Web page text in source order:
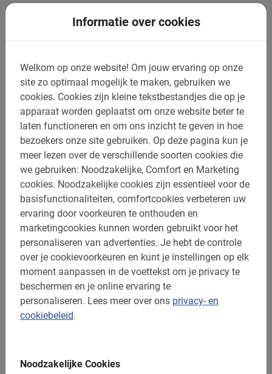
Informatie over cookies
Welkom op onze website! Om jouw ervaring op onze
site zo optimaal mogelijk te maken, gebruiken we
cookies. Cookies zijn kleine tekstbestandjes die op je
apparaat worden geplaatst om onze website beter te
laten functioneren en om ons inzicht te geven in hoe
bezoekers onze site gebruiken. Op deze pagina kun je
meer lezen over de verschillende soorten cookies die
we gebruiken: Noodzakelijke, Comfort en Marketing
cookies. Noodzakelijke cookies zijn essentieel voor de
basisfunctionaliteiten, comfortcookies verbeteren uw
ervaring door voorkeuren te onthouden en
marketingcookies kunnen worden gebruikt voor het
personaliseren van advertenties. Je hebt de controle
over je cookievoorkeuren en kunt je instellingen op elk
moment aanpassen in de voettekst om je privacy te
beschermen en je online ervaring te
personaliseren. Lees meer over ons privacy- en
cookiebeleid.
Noodzakelijke Cookies
De New Orleans Fietstour maakt gebruik van een veilige
tropisch buitje in de zomer daargelaten maar die duren
vaak slechts een paar minuten én als dit gebeurt krijg je
een poncho.
Boek jouw New Orleans Fietstour nu online
Enthousiast geraakt? Terecht! De New Orleans Fietstour
is het perfecte begin van je trip. In een paar uur tijd krijg
je een goed beeld van de stad en ontdek je de
geschiedenis van New Orleans. Reserveren doe je veilig
en snel via het boekingsmenu hiernaast. Je ontvangt
direct een bevestiging met alle informatie.
Deze tour is toegankelijk vanaf 7 jaar.
Tip: doe deze rondleiding aan het begin van je verblijf!